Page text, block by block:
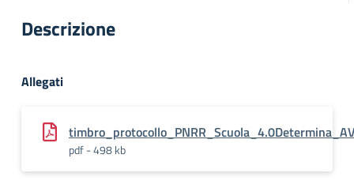
Descrizione
Allegati
pdf - 498 kb